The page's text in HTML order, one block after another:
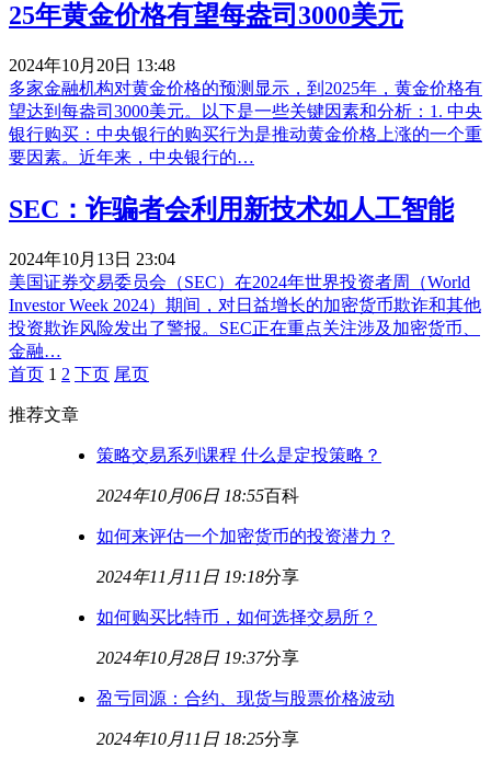
25年黄金价格有望每盎司3000美元
2024年10月20日 13:48
多家金融机构对黄金价格的预测显示，到2025年，黄金价格有
望达到每盎司3000美元。以下是一些关键因素和分析：1. 中央
银行购买：中央银行的购买行为是推动黄金价格上涨的一个重
要因素。近年来，中央银行的…
SEC：诈骗者会利用新技术如人工智能
2024年10月13日 23:04
美国证券交易委员会（SEC）在2024年世界投资者周（World
Investor Week 2024）期间，对日益增长的加密货币欺诈和其他
投资欺诈风险发出了警报。SEC正在重点关注涉及加密货币、
金融…
首页 1 2 下页 尾页
推荐文章
策略交易系列课程 什么是定投策略？
2024年10月06日 18:55百科
如何来评估一个加密货币的投资潜力？
2024年11月11日 19:18分享
如何购买比特币，如何选择交易所？
2024年10月28日 19:37分享
盈亏同源：合约、现货与股票价格波动
2024年10月11日 18:25分享